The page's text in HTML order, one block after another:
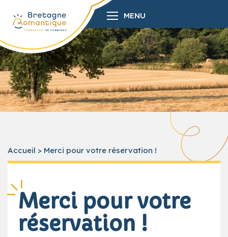
MENU
Accueil > Merci pour votre réservation !
Merci pour votre
réservation !